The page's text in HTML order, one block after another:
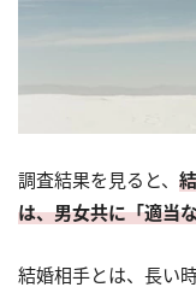
調査結果を見ると、
は、男女共に「適当
結婚相手とは、長い